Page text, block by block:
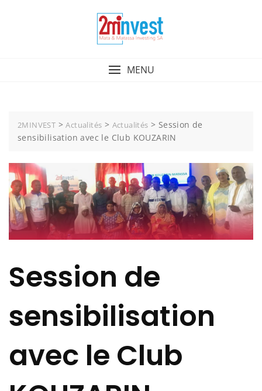
MENU
2MINVEST >Actualités > Actualités > Session de
sensibilisation avec le Club KOUZARIN
Session de
sensibilisation
avec le Club